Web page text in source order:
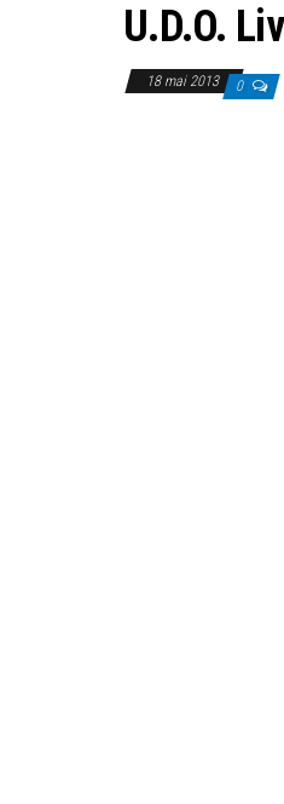
U.D.O.
18 mai 2013 0